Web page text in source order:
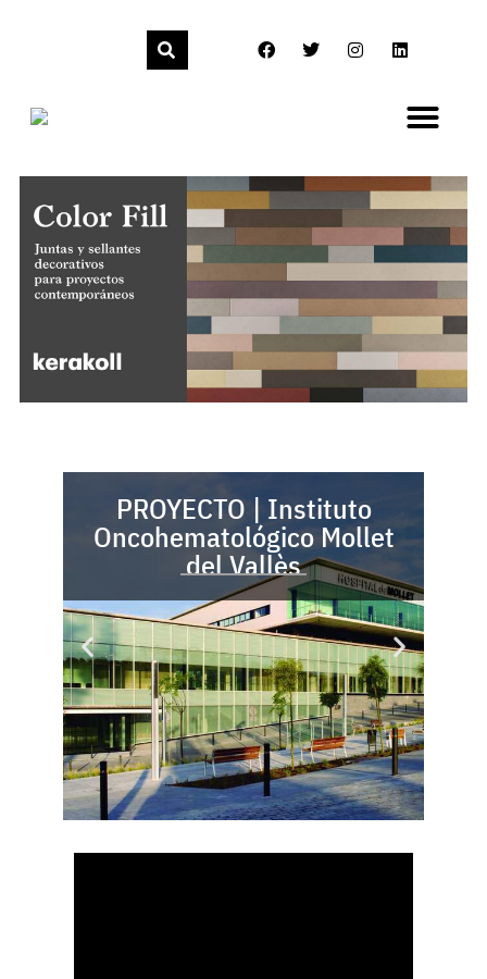
PROYECTO | Instituto
Oncohematológico Mollet
del Vallès